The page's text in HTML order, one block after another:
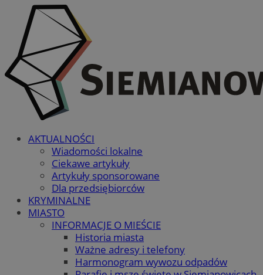
AKTUALNOŚCI
Wiadomości lokalne
Ciekawe artykuły
Artykuły sponsorowane
Dla przedsiębiorców
KRYMINALNE
MIASTO
INFORMACJE O MIEŚCIE
Historia miasta
Ważne adresy i telefony
Harmonogram wywozu odpadów